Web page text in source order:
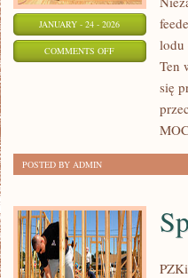
JANUARY - 24 - 2026
COMMENTS OFFON
WĘDKARSKIE
lodu
Ten
się
POSTED BY ADMIN